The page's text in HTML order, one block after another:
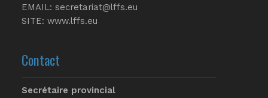
EMAIL: secretariat@lffs.eu
SITE: www.lffs.eu
Contact
Secrétaire provincial